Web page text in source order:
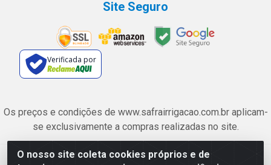
O nosso site coleta cookies próprios e de
Site Seguro
Verificada por
Os preços e condições de www.safrairrigacao.com.br aplicam-
se exclusivamente a compras realizadas no site.
Safra Agrícola e Pecuária LTDA - Avenida Castelo Branco, 5330 -